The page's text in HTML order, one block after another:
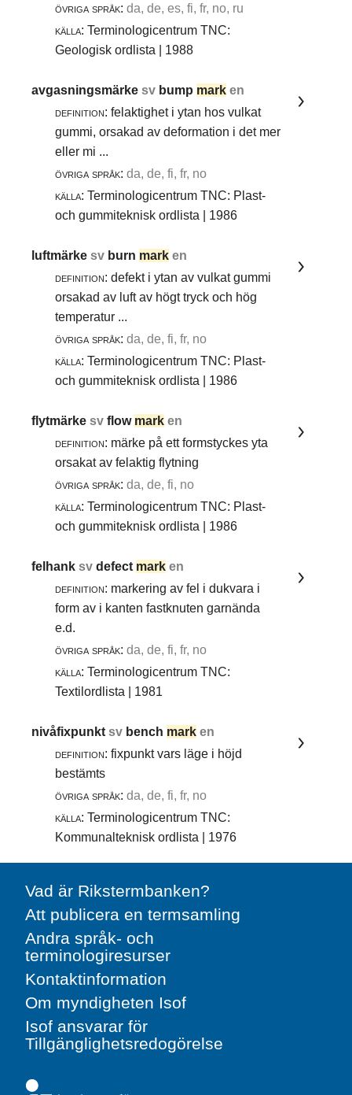
övriga språk: da, de, es, fi, fr, no, ru
källa: Terminologicentrum TNC:
Geologisk ordlista | 1988
avgasningsmärkesv bump mark en
definition: felaktighet i ytan hos vulkat
gummi, orsakad av deformation i det mer
eller mi ...
övriga språk: da, de, fi, fr, no
källa: Terminologicentrum TNC: Plast-
och gummiteknisk ordlista | 1986
luftmärkesv burn mark en
definition: defekt i ytan av vulkat gummi
orsakad av luft av högt tryck och hög
temperatur ...
övriga språk: da, de, fi, fr, no
källa: Terminologicentrum TNC: Plast-
och gummiteknisk ordlista | 1986
flytmärkesvflow mark en
definition: märke på ett formstyckes yta
orsakat av felaktig flytning
övriga språk: da, de, fi, no
källa: Terminologicentrum TNC: Plast-
och gummiteknisk ordlista | 1986
felhanksvdefect mark en
definition: markering av fel i dukvara i
form av i kanten fastknuten garnända
e.d.
övriga språk: da, de, fi, fr, no
källa: Terminologicentrum TNC:
Textilordlista | 1981
nivåfixpunktsv bench mark en
definition: fixpunkt vars läge i höjd
bestämts
övriga språk: da, de, fi, fr, no
källa: Terminologicentrum TNC:
Kommunalteknisk ordlista | 1976
Vad är Rikstermbanken?
Att publicera en termsamling
Andra språk- och
terminologiresurser
Kontaktinformation
Om myndigheten Isof
Isof ansvarar för
Tillgänglighetsredogörelse